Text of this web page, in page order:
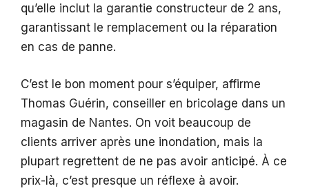
qu’elle inclut la garantie constructeur de 2 ans,
garantissant le remplacement ou la réparation
en cas de panne.
C’est le bon moment pour s’équiper, affirme
Thomas Guérin, conseiller en bricolage dans un
magasin de Nantes. On voit beaucoup de
clients arriver après une inondation, mais la
plupart regrettent de ne pas avoir anticipé. À ce
prix-là, c’est presque un réflexe à avoir.